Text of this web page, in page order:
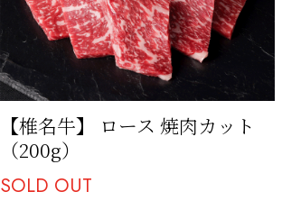
【椎名牛】 ロース 焼肉カット
（200g）
SOLD OUT